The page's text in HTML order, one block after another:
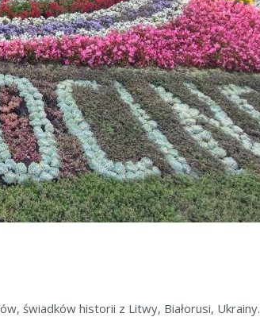
świadków historii z Litwy, Białorusi, Ukrainy.